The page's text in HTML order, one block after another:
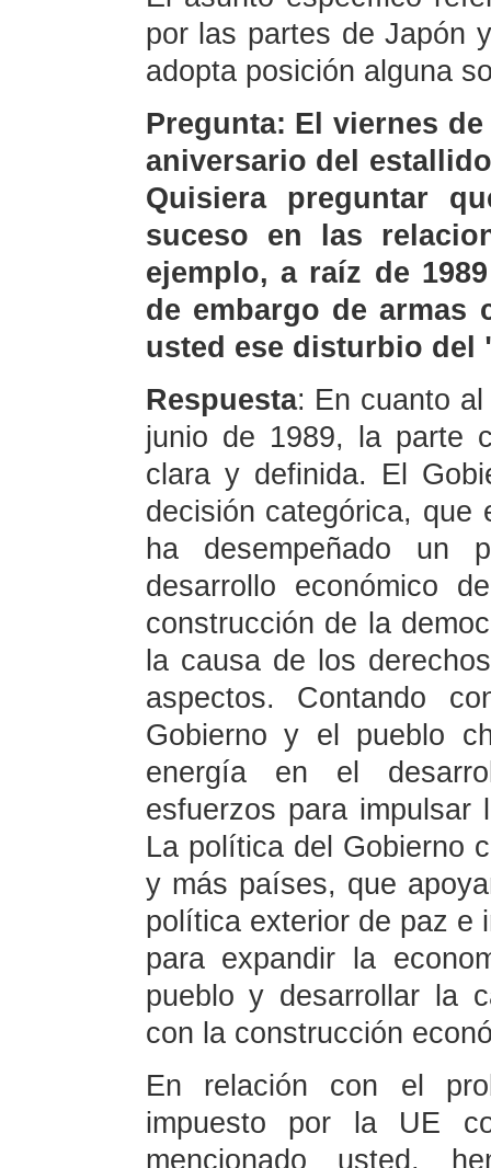
por las partes de Japón
adopta posición alguna
Pregunta: El viernes
aniversario del
Quisiera preguntar
suceso en las
ejemplo, a raíz de
de embargo de armas
usted ese disturbio del
Respuesta: En cuanto
junio de 1989, la parte
clara y definida. El
decisión categórica, que
ha desempeñado un
desarrollo económico
construcción de la
la causa de los
aspectos. Contando
Gobierno y el pueblo
energía en el
esfuerzos para
La política del Gobierno
y más países, que
política exterior de paz e
para expandir la
pueblo y desarrollar la
con la construcción
En relación con el
impuesto por la UE
mencionado usted,